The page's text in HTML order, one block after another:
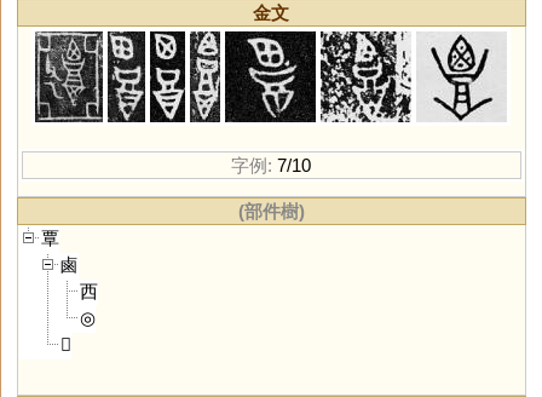
金文
字例: 7/10
(部件樹)
覃
鹵
西
◎
𣆪